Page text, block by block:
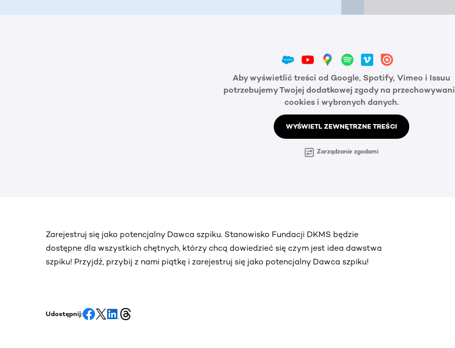
Aby wyświetlić treści od Google, Spotify, Vimeo i Issuu
potrzebujemy Twojej dodatkowej zgody na
cookies i wybranych danych.
WYŚWIETL ZEWNĘTRZNE TREŚCI
Zarządzanie zgodami
Zarejestruj się jako potencjalny Dawca szpiku. Stanowisko Fundacji DKMS będzie
dostępne dla wszystkich chętnych, którzy chcą dowiedzieć się czym jest idea dawstwa
szpiku! Przyjdź, przybij z nami piątkę i zarejestruj się jako potencjalny Dawca szpiku!
Udostępnij: